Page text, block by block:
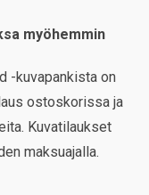
myöhemmin
-kuvapankista on
ostoskorissa ja
Kuvatilaukset
maksuajalla.